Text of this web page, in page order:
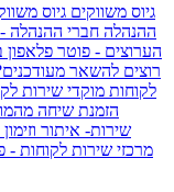
גיוס משווקים גיוס
ההנהלה חברי ההנהלה
הערוצים - פוטר פלאפון
רוצים להשאר
לקוחות מוקדי שירות
הזמנת שיחה
שירות- איתור
מרכזי שירות לקוחות -